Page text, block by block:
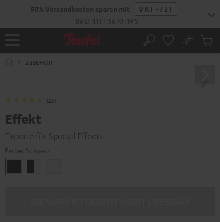
50% Versandkosten sparen mit
VKF-72F
06 D 11 H 56 M 18 S
Startseite Suche
No
ZUBEHÖR
(126)
Effekt
Experte für Special Effects
Farbe: Schwarz